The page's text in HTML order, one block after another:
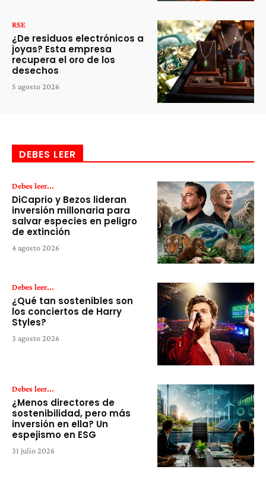
RSE
¿De residuos electrónicos a
joyas? Esta empresa
recupera el oro de los
desechos
5 agosto 2026
DEBES LEER
Debes leer...
DiCaprio y Bezos lideran
inversión millonaria para
salvar especies en peligro
de extinción
4 agosto 2026
Debes leer...
¿Qué tan sostenibles son
los conciertos de Harry
Styles?
3 agosto 2026
Debes leer...
¿Menos directores de
sostenibilidad, pero más
inversión en ella? Un
espejismo en ESG
31 julio 2026